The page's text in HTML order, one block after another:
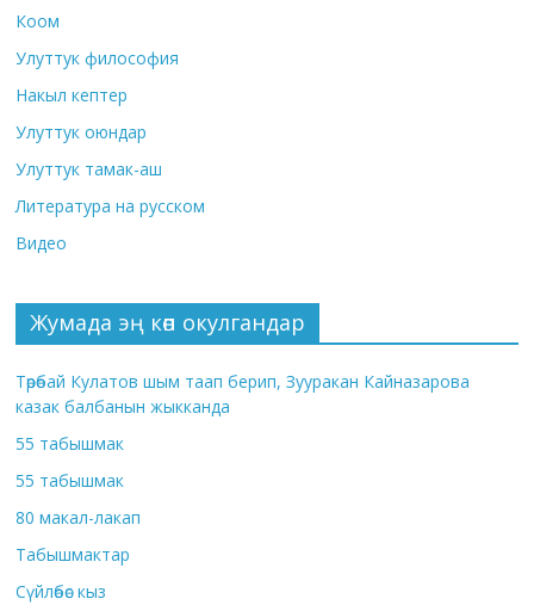
Коом
Улуттук философия
Накыл кептер
Улуттук оюндар
Улуттук тамак-аш
Литература на русском
Видео
Жумада эң көп окулгандар
Төрөбай Кулатов шым таап берип, Зууракан Кайназарова
казак балбанын жыкканда
55 табышмак
55 табышмак
80 макал-лакап
Табышмактар
Сүйлөбөс кыз